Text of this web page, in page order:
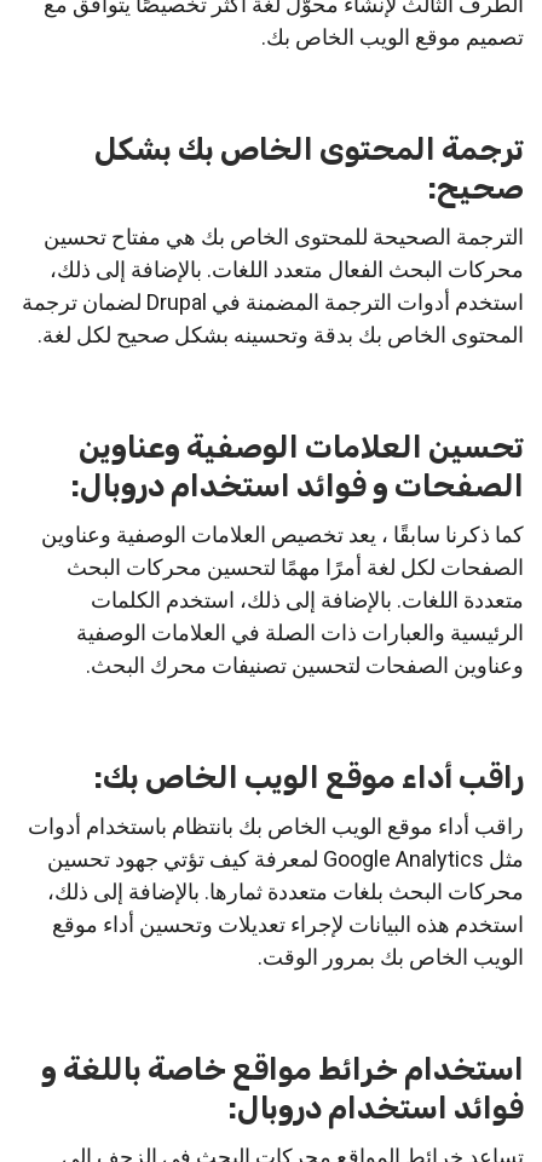
تصميم موقع الويب الخاص بك.
ترجمة المحتوى الخاص بك بشكل
صحيح:
الترجمة الصحيحة للمحتوى الخاص بك هي مفتاح تحسين
محركات البحث الفعال متعدد اللغات. بالإضافة إلى ذلك،
استخدم أدوات الترجمة المضمنة في Drupal لضمان ترجمة
المحتوى الخاص بك بدقة وتحسينه بشكل صحيح لكل لغة.
تحسين العلامات الوصفية وعناوين
الصفحات و فوائد استخدام دروبال:
كما ذكرنا سابقًا ، يعد تخصيص العلامات الوصفية وعناوين
الصفحات لكل لغة أمرًا مهمًا لتحسين محركات البحث
متعددة اللغات. بالإضافة إلى ذلك، استخدم الكلمات
الرئيسية والعبارات ذات الصلة في العلامات الوصفية
وعناوين الصفحات لتحسين تصنيفات محرك البحث.
راقب أداء موقع الويب الخاص بك:
راقب أداء موقع الويب الخاص بك بانتظام باستخدام أدوات
مثل Google Analytics لمعرفة كيف تؤتي جهود تحسين
محركات البحث بلغات متعددة ثمارها. بالإضافة إلى ذلك،
استخدم هذه البيانات لإجراء تعديلات وتحسين أداء موقع
الويب الخاص بك بمرور الوقت.
استخدام خرائط مواقع خاصة باللغة و
فوائد استخدام دروبال: